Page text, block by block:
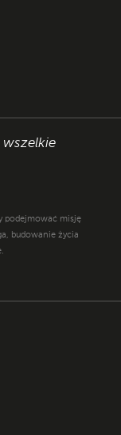
wszelkie
podejmować misję
budowanie życia